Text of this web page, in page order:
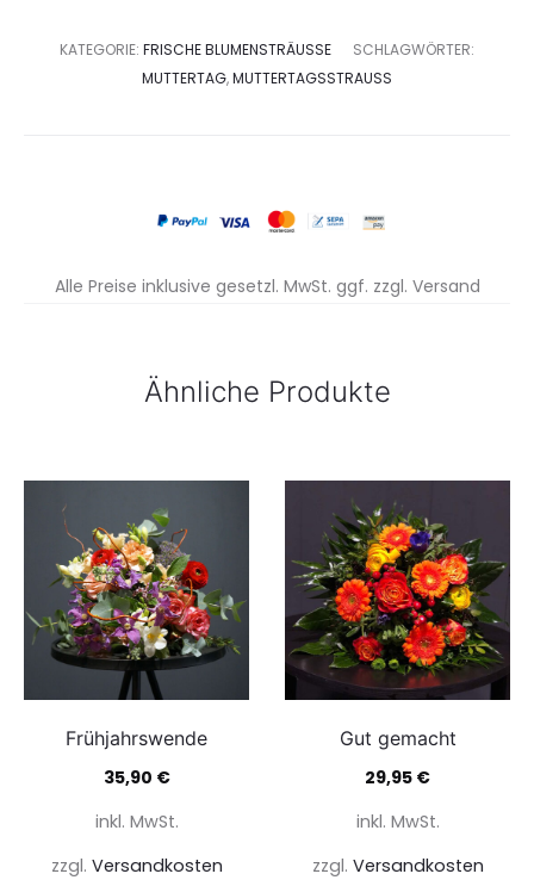
KATEGORIE: FRISCHE BLUMENSTRÄUSSE
SCHLAGWÖRTER:
MUTTERTAG,MUTTERTAGSSTRAUSS
Alle Preise inklusive gesetzl. MwSt. ggf. zzgl. Versand
Ähnliche Produkte
Frühjahrswende
35,90 €
inkl. MwSt.
zzgl. Versandkosten
Gut gemacht
29,95 €
inkl. MwSt.
zzgl. Versandkosten